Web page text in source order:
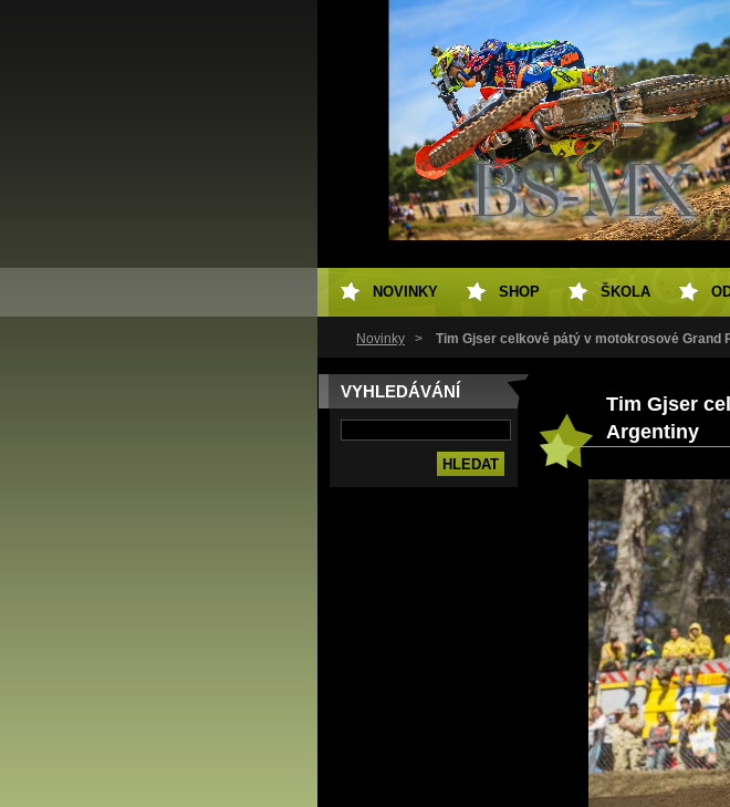
Novinky > Tim Gjser celkově pátý v motokrosové Grand
VYHLEDÁVÁNÍ
Tim Gjser
Argentiny
NOVINKY SHOP ŠKOLA